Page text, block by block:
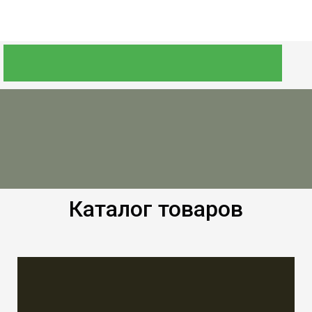
Каталог товаров